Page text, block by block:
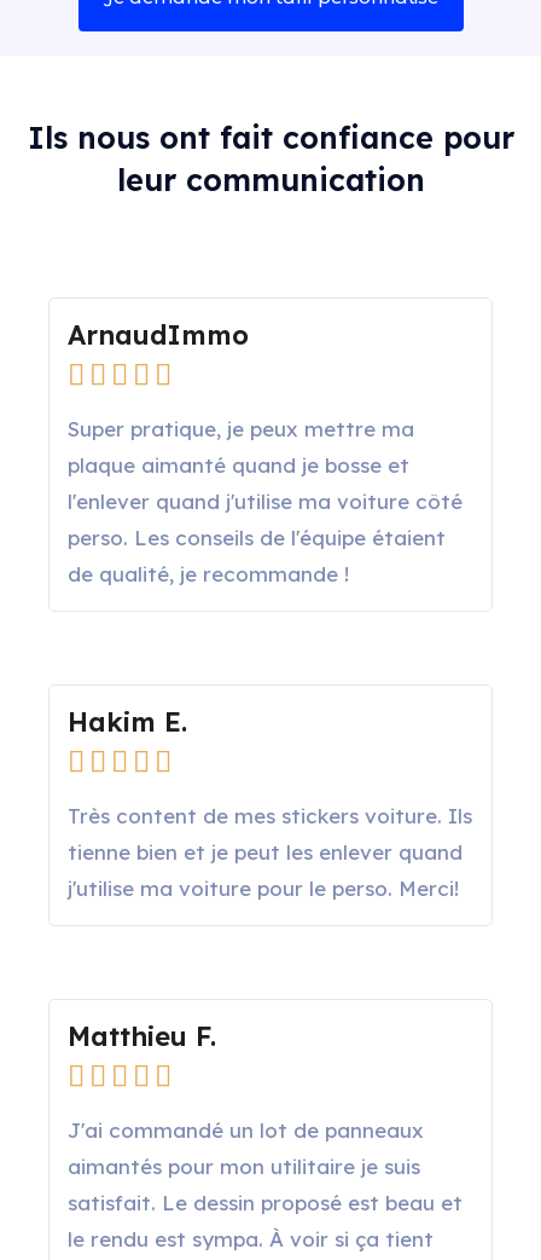
Ils nous ont fait confiance pour
leur communication
ArnaudImmo
    
Super pratique, je peux mettre ma
plaque aimanté quand je bosse et
l'enlever quand j'utilise ma voiture côté
perso. Les conseils de l'équipe étaient
de qualité, je recommande !
Hakim E.
    
Très content de mes stickers voiture. Ils
tienne bien et je peut les enlever quand
j'utilise ma voiture pour le perso. Merci!
Matthieu F.
    
J'ai commandé un lot de panneaux
aimantés pour mon utilitaire je suis
satisfait. Le dessin proposé est beau et
le rendu est sympa. À voir si ça tient